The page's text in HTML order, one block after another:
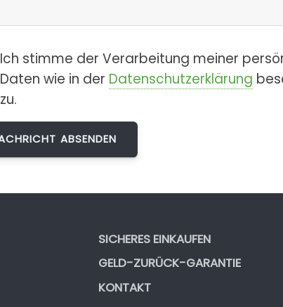
Ich stimme der Verarbeitung meiner
Daten wie in der Datenschutzerklärung
zu.
SICHERES EINKAUFEN
GELD-ZURÜCK-GARANTIE
KONTAKT